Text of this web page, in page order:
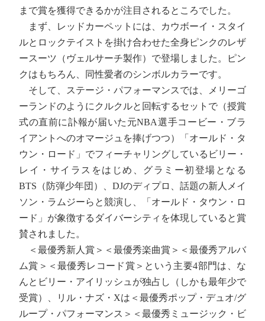
まで賞を獲得できるかが注目されるところでした。
まず、レッドカーペットには、カウボーイ・スタイ
ルとロックテイストを掛け合わせた全身ピンクのレザ
ースーツ（ヴェルサーチ製作）で登場しました。ピン
クはもちろん、同性愛者のシンボルカラーです。
そして、ステージ・パフォーマンスでは、メリーゴ
ーランドのようにクルクルと回転するセットで（授賞
式の直前に訃報が届いた元NBA選手コービー・ブラ
イアントへのオマージュを捧げつつ）「オールド・タ
ウン・ロード」でフィーチャリングしているビリー・
レイ・サイラスをはじめ、グラミー初登場となる
BTS（防弾少年団）、DJのディプロ、話題の新人メイ
ソン・ラムジーらと競演し、「オールド・タウン・ロ
ード」が象徴するダイバーシティを体現していると賞
賛されました。
＜最優秀新人賞＞＜最優秀楽曲賞＞＜最優秀アルバ
ム賞＞＜最優秀レコード賞＞という主要4部門は、な
んとビリー・アイリッシュが独占し（しかも最年少で
受賞）、リル・ナズ・Xは＜最優秀ポップ・デュオ/グ
ループ・パフォーマンス＞＜最優秀ミュージック・ビ